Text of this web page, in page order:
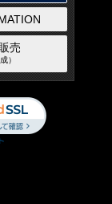
売
）